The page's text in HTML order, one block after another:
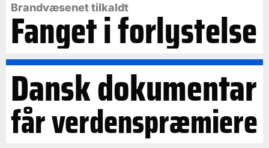
Brandvæsenet tilkaldt
Fanget i forlystelse
Dansk dokumentar
får verdenspræmiere